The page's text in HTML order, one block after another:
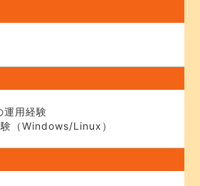
運用経験
（Windows/Linux）